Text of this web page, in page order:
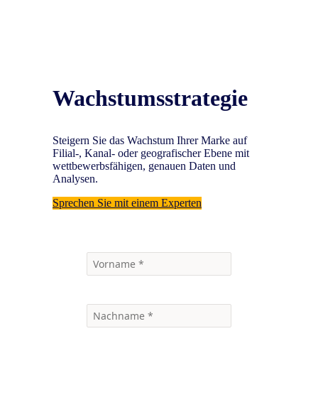
Wachstumsstrategie
Steigern Sie das Wachstum Ihrer Marke auf
Filial-, Kanal- oder geografischer Ebene mit
wettbewerbsfähigen, genauen Daten und
Analysen.
Sprechen Sie mit einem Experten